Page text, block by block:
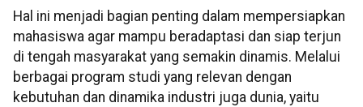
Hal ini menjadi bagian penting dalam mempersiapkan
mahasiswa agar mampu beradaptasi dan siap terjun
di tengah masyarakat yang semakin dinamis. Melalui
berbagai program studi yang relevan dengan
kebutuhan dan dinamika industri juga dunia, yaitu